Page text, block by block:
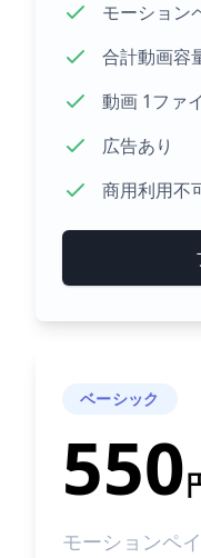
モーション
合計動画容
動画 1ファ
広告あり
商用利用不
ベーシック
550
モーションペ